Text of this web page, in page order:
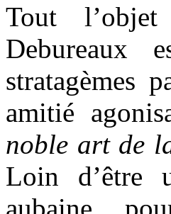
Tout
Debureaux
stratagèmes
amitié
noble art de
Loin d’être
aubaine